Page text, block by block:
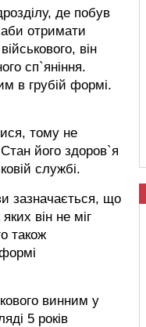
де побув
отримати
він
сп`яніння.
в грубій формі.
тому не
його здоров`я
службі.
зазначається, що
він не міг
також
винним у
5 років